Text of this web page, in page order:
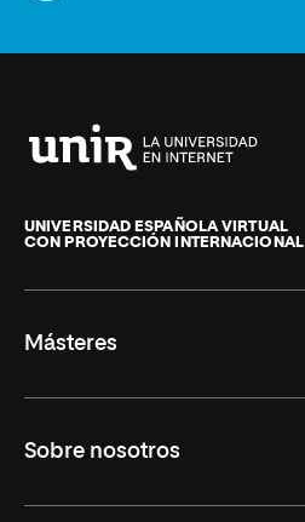
de
La
UNIVERSIDAD ESPAÑOLA VIRTUAL
CON PROYECCIÓN INTERNACIONAL
Másteres
Derecho
Sobre nosotros